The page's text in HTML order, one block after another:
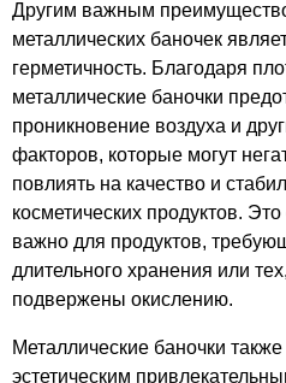
Другим важным
металлических баночек
герметичность. Благодаря
металлические баночки
проникновение воздуха и
факторов, которые могут
повлиять на качество и
косметических продуктов.
важно для продуктов,
длительного хранения или
подвержены окислению.
Металлические баночки
эстетическим